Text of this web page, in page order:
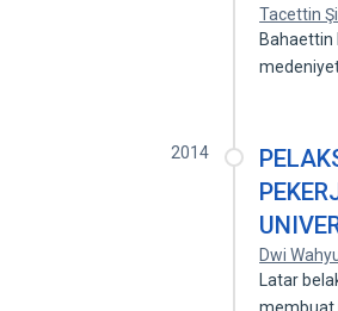
Tacettin
Bahaettin
2014
Dwi
Latar